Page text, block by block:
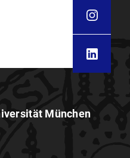
München